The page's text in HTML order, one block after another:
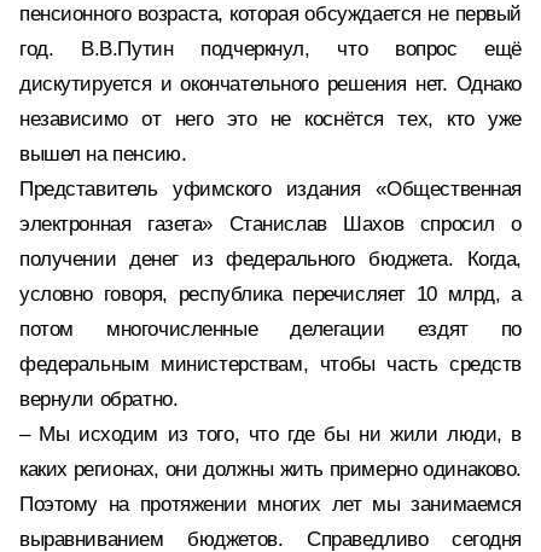
пенсионного возраста, которая обсуждается не первый
год. В.В.Путин подчеркнул, что вопрос ещё
дискутируется и окончательного решения нет. Однако
независимо от него это не коснётся тех, кто уже
вышел на пенсию.
Представитель уфимского издания «Общественная
электронная газета» Станислав Шахов спросил о
получении денег из федерального бюджета. Когда,
условно говоря, республика перечисляет 10 млрд, а
потом многочисленные делегации ездят по
федеральным министерствам, чтобы часть средств
вернули обратно.
– Мы исходим из того, что где бы ни жили люди, в
каких регионах, они должны жить примерно одинаково.
Поэтому на протяжении многих лет мы занимаемся
выравниванием бюджетов. Справедливо сегодня